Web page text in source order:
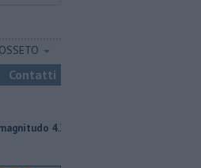
Contatti
la Toscana